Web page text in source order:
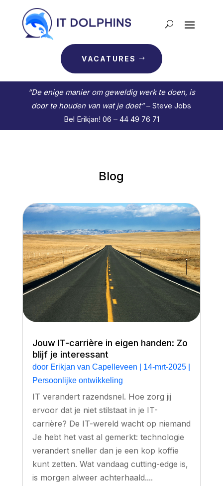
VACATURES
“De enige manier om geweldig werk te doen, is
door te houden van wat je doet”– Steve Jobs
Bel Erikjan! 06 – 44 49 76 71
Blog
Jouw IT-carrière in eigen handen: Zo
blijf je interessant
door Erikjan van Capelleveen 14-mrt-2025|
Persoonlijke ontwikkeling
IT verandert razendsnel. Hoe zorg jij
ervoor dat je niet stilstaat in je IT-
carrière? De IT-wereld wacht op niemand
Je hebt het vast al gemerkt: technologie
verandert sneller dan je een kop koffie
kunt zetten. Wat vandaag cutting-edge is,
is morgen alweer achterhaald....